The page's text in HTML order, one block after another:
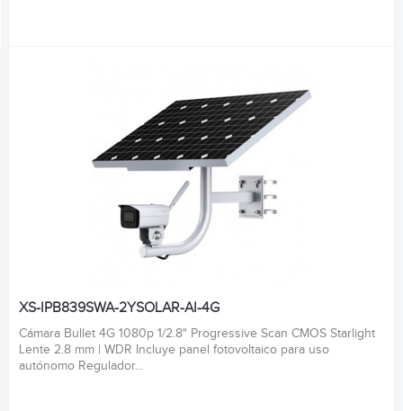
XS-IPB839SWA-2YSOLAR-AI-4G
Cámara Bullet 4G 1080p 1/2.8" Progressive Scan CMOS Starlight
Lente 2.8 mm | WDR Incluye panel fotovoltaico para uso
autónomo Regulador...